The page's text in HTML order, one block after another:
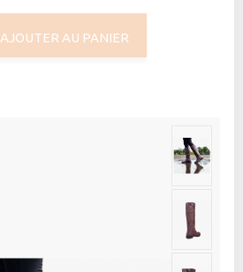
AJOUTER AU PANIER